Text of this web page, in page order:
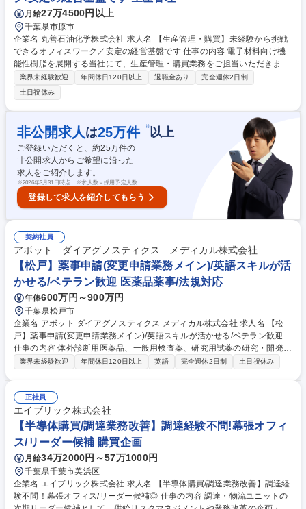
月給27万4500円以上
千葉県市原市
企業名 丸善石油化学株式会社 求人名 【生産管理・購買】未経験から挑戦
できるオフィスワーク／安定の経営基盤です 仕事の内容 電子材料向け機
能性樹脂を展開する当社にて、生産管理・購買業務をご担当いただきま
す。在庫管理システムへの入力、原料の発注手配、仕入先との調整などを
行います。 ■在庫管理システムへのデータ入力 ■原料の発注・手配業務 ■
仕入先との連絡・調整(メール・電話・FAX) ■期末在庫チェック ■損益デー
タ作成などの経理関連業務 ■生産計画や在庫状況の確認・管理 【魅力】経
験不問。構築済みフォーマットを使用するため高度なスキルは不要。周囲
と協力しながら安心して事務スキルを磨けます。未経験からでも先輩社員
が丁寧にサポートするため、安心して業務をスタートできる環境です。 募
集職種 【生産管理・購買】未経験から挑戦できるオフィスワーク／安定の
経営基盤です
業界未経験歓迎 年間休日120日以上 退職金あり
完全週休2日制
土日祝休み
非公開求人 は25万件 ※以上
ご登録いただくと、約25万件の
非公開求人からご希望に沿った
求人をご紹介します。
※2026年3月31日時点 ※求人数＝採用予定人数
登録して求人を紹介してもらう
契約社員
アボット ダイアグノスティクス メディカル株式会社
【松戸】薬事申請(変更申請業務メイン)/英語スキルが活
かせる/ベテラン歓迎 医薬品薬事/法規対応
年俸600万円～900万円
千葉県松戸市
企業名 アボット ダイアグノスティクス メディカル株式会社 求人名 【松
戸】薬事申請(変更申請業務メイン)/英語スキルが活かせる/ベテラン歓迎
仕事の内容 体外診断用医薬品、一般用検査薬、研究用試薬の研究・開発・
製造・輸出入・販売を手掛ける当社にて、薬事申請ポジションを募集しま
プロジェクトにも担っていただく ・世界に向けて製品を出荷しているの
で、出荷先の国の変更申請が必要 ・出荷先の国の情報等はグローバルアボ
ットのシステム上で確認が可能 ※千葉工場で製造している製品のほぼ全て
は、海外に輸出しております。 募集職種 【松戸】薬事申請(変更申請業務
メイン)/英語スキルが活かせる/ベテラン歓迎
業界未経験歓迎 年間休日120日以上 英語 完全週休2日制 土日祝休み
正社員
エイブリック株式会社
【半導体購買/調達業務改善】調達経験不問!幕張オフィ
ス/リーダー候補 購買企画
月給34万2000円～57万1000円
千葉県千葉市美浜区
企業名 エイブリック株式会社 求人名 【半導体購買/調達業務改善】調達経
験不問！幕張オフィス/リーダー候補◎ 仕事の内容 調達・物流ユニットの